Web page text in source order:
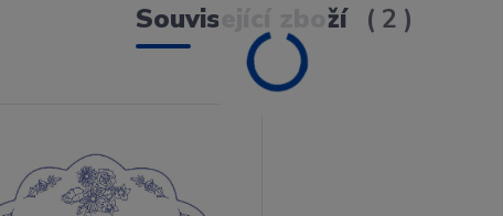
Související zboží 2